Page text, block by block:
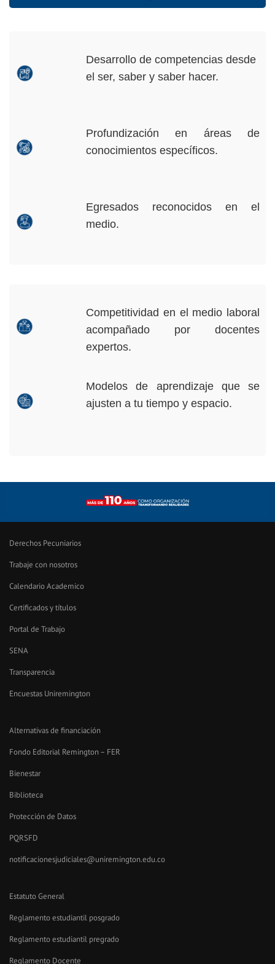
Desarrollo de competencias desde
el ser, saber y saber hacer.
Profundización en áreas de
conocimientos específicos.
Egresados reconocidos en el
medio.
Competitividad en el medio laboral
acompañado por docentes
expertos.
Modelos de aprendizaje que se
ajusten a tu tiempo y espacio.
Derechos Pecuniarios
Trabaje con nosotros
Calendario Academico
Certificados y títulos
Portal de Trabajo
SENA
Transparencia
Encuestas Uniremington
Alternativas de financiación
Fondo Editorial Remington – FER
Bienestar
Biblioteca
Protección de Datos
PQRSFD
notificacionesjudiciales@uniremington.edu.co
Estatuto General
Reglamento estudiantil posgrado
Reglamento estudiantil pregrado
Reglamento Docente